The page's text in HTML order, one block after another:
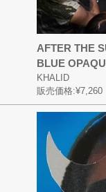
AFTER THE
BLUE
KHALID
販売価格:¥7,260